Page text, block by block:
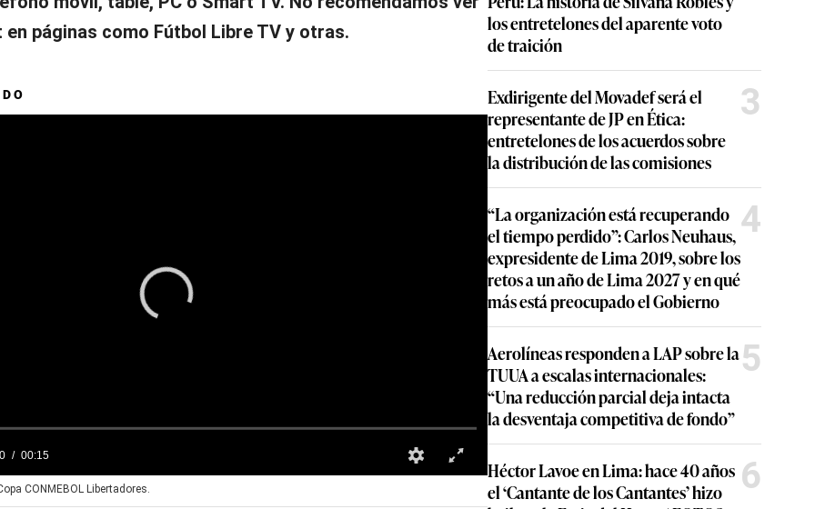
páginas como Fútbol Libre TV y otras.
CONMEBOL Libertadores.
los entretelones del aparente voto
de traición
Exdirigente del Movadef será el
representante de JP en Ética:
entretelones de los acuerdos sobre
la distribución de las comisiones
3
“La organización está recuperando
el tiempo perdido”: Carlos Neuhaus,
expresidente de Lima 2019, sobre los
retos a un año de Lima 2027 y en qué
más está preocupado el Gobierno
4
Aerolíneas responden a LAP sobre la
TUUA a escalas internacionales:
“Una reducción parcial deja intacta
la desventaja competitiva de fondo”
5
Héctor Lavoe en Lima: hace 40 años
el ‘Cantante de los Cantantes’ hizo
6